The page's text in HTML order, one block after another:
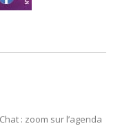
: zoom sur l’agenda